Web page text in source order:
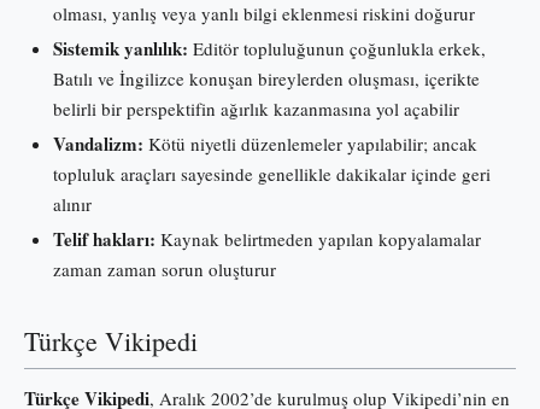
olması, yanlış veya yanlı bilgi eklenmesi riskini doğurur
Sistemik yanlılık: Editör topluluğunun çoğunlukla erkek,
Batılı ve İngilizce konuşan bireylerden oluşması, içerikte
belirli bir perspektifin ağırlık kazanmasına yol açabilir
Vandalizm: Kötü niyetli düzenlemeler yapılabilir; ancak
topluluk araçları sayesinde genellikle dakikalar içinde geri
alınır
Telif hakları: Kaynak belirtmeden yapılan kopyalamalar
zaman zaman sorun oluşturur
Türkçe Vikipedi
Türkçe Vikipedi, Aralık 2002’de kurulmuş olup Vikipedi’nin en